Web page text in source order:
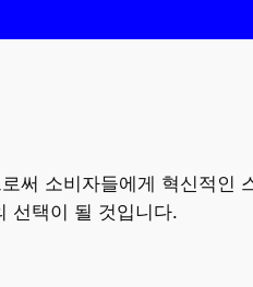
써 소비자들에게 혁신적인
선택이 될 것입니다.